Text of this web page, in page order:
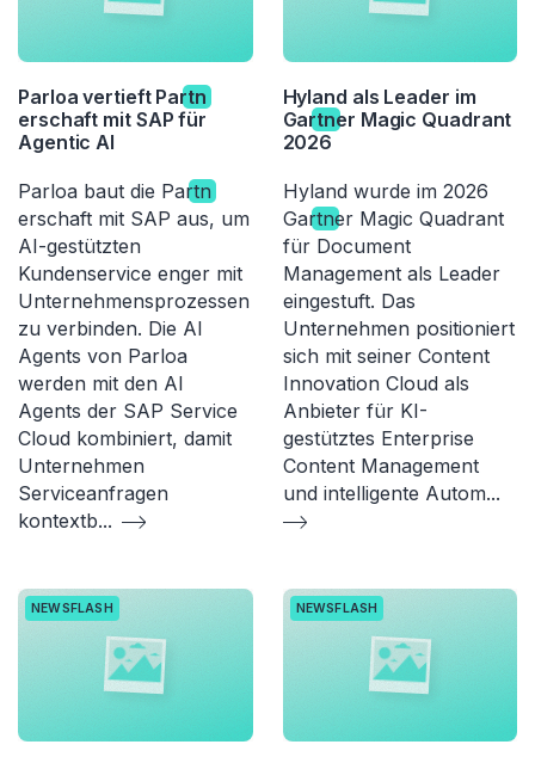
Parloa vertieft Partn
erschaft mit SAP für
Agentic AI
Parloa baut die Partn
erschaft mit SAP aus, um
AI-gestützten
Kundenservice enger mit
Unternehmensprozessen
zu verbinden. Die AI
Agents von Parloa
werden mit den AI
Agents der SAP Service
Cloud kombiniert, damit
Unternehmen
Serviceanfragen
kontextb...
Hyland als Leader im
Gartner Magic Quadrant
2026
Hyland wurde im 2026
Gartner Magic Quadrant
für Document
Management als Leader
eingestuft. Das
Unternehmen positioniert
sich mit seiner Content
Innovation Cloud als
Anbieter für KI-
gestütztes Enterprise
Content Management
und intelligente Autom...
NEWSFLASH NEWSFLASH